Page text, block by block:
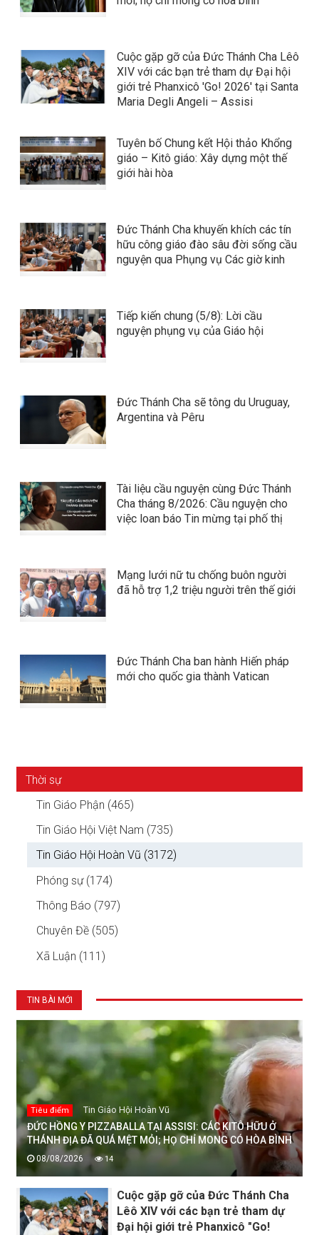
Cuộc gặp gỡ của Đức Thánh Cha Lêô
XIV với các bạn trẻ tham dự Đại hội
giới trẻ Phanxicô 'Go! 2026' tại Santa
Maria Degli Angeli – Assisi
Tuyên bố Chung kết Hội thảo Khổng
giáo – Kitô giáo: Xây dựng một thế
giới hài hòa
Đức Thánh Cha khuyến khích các tín
hữu công giáo đào sâu đời sống cầu
nguyện qua Phụng vụ Các giờ kinh
Tiếp kiến chung (5/8): Lời cầu
nguyện phụng vụ của Giáo hội
Đức Thánh Cha sẽ tông du Uruguay,
Argentina và Pêru
Tài liệu cầu nguyện cùng Đức Thánh
Cha tháng 8/2026: Cầu nguyện cho
việc loan báo Tin mừng tại phố thị
Mạng lưới nữ tu chống buôn người
đã hỗ trợ 1,2 triệu người trên thế giới
Đức Thánh Cha ban hành Hiến pháp
mới cho quốc gia thành Vatican
Thời sự
Tin Giáo Phận (465)
Tin Giáo Hội Việt Nam (735)
Tin Giáo Hội Hoàn Vũ (3172)
Phóng sự (174)
Thông Báo (797)
Chuyên Đề (505)
Xã Luận (111)
TIN BÀI MỚI
Tiêu điểm Tin Giáo Hội Hoàn Vũ
ĐỨC HỒNG Y PIZZABALLA TẠI ASSISI: CÁC KITÔ HỮU Ở
THÁNH ĐỊA ĐÃ QUÁ MỆT MỎI; HỌ CHỈ MONG CÓ HÒA BÌNH
08/08/2026 14
Cuộc gặp gỡ của Đức Thánh Cha
Lêô XIV với các bạn trẻ tham dự
Đại hội giới trẻ Phanxicô "Go!